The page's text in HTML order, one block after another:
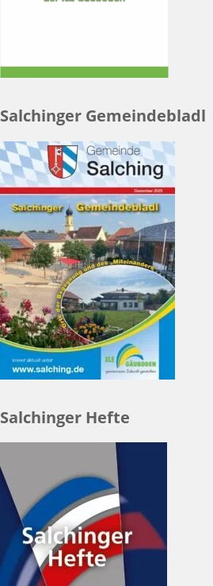
Salchinger Gemeindebladl
Salchinger Hefte